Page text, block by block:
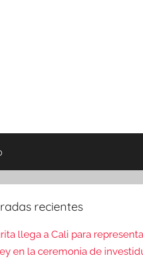
recientes
llega a Cali para
en la ceremonia de